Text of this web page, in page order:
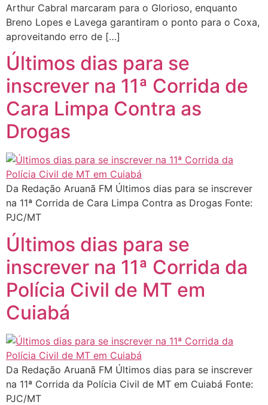
Arthur Cabral marcaram para o Glorioso, enquanto
Breno Lopes e Lavega garantiram o ponto para o Coxa,
aproveitando erro de […]
Últimos dias para se
inscrever na 11ª Corrida de
Cara Limpa Contra as
Drogas
Da Redação Aruanã FM Últimos dias para se inscrever
na 11ª Corrida de Cara Limpa Contra as Drogas Fonte:
PJC/MT
Últimos dias para se
inscrever na 11ª Corrida da
Polícia Civil de MT em
Cuiabá
Da Redação Aruanã FM Últimos dias para se inscrever
na 11ª Corrida da Polícia Civil de MT em Cuiabá Fonte:
PJC/MT